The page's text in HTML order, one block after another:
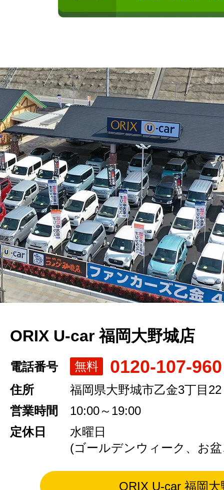
ORIX U-car 福岡大野城店
電話番号 無料 0120-107-960
住所
福岡県大野城市乙金3丁目
営業時間
10:00～19:00
定休日
水曜日
(ゴールデンウィーク、お
ORIX U-car 福岡大